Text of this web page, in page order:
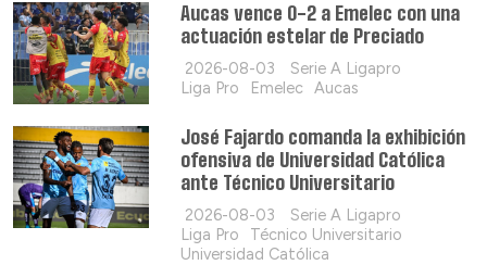
Aucas vence 0-2 a Emelec con una
actuación estelar de Preciado
2026-08-03
Serie A Ligapro
Liga Pro
Emelec Aucas
José Fajardo comanda la exhibición
ofensiva de Universidad Católica
ante Técnico Universitario
2026-08-03
Serie A Ligapro
Liga Pro
Técnico Universitario
Universidad Católica